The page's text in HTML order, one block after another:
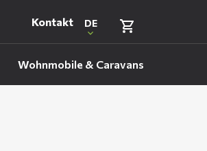
Kontakt
DE
Wohnmobile & Caravans